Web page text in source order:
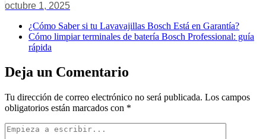
octubre 1, 2025
¿Cómo Saber si tu Lavavajillas Bosch Está en Garantía?
Cómo limpiar terminales de batería Bosch Professional: guía
rápida
Deja un Comentario
Tu dirección de correo electrónico no será publicada. Los campos
obligatorios están marcados con *